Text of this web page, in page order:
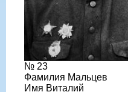
№ 23
Фамилия Мальцев
Имя Виталий